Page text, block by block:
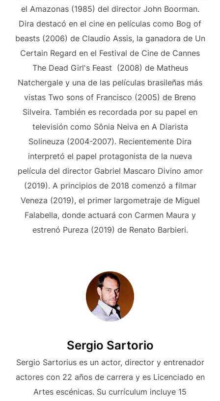
el Amazonas (1985) del director John Boorman.
Dira destacó en el cine en películas como Bog of
beasts (2006) de Claudio Assis, la ganadora de Un
Certain Regard en el Festival de Cine de Cannes
The Dead Girl's Feast (2008) de Matheus
Natchergale y una de las películas brasileñas más
vistas Two sons of Francisco (2005) de Breno
Silveira. También es recordada por su papel en
televisión como Sônia Neiva en A Diarista
Solineuza (2004-2007). Recientemente Dira
interpretó el papel protagonista de la nueva
película del director Gabriel Mascaro Divino amor
(2019). A principios de 2018 comenzó a filmar
Veneza (2019), el primer largometraje de Miguel
Falabella, donde actuará con Carmen Maura y
estrenó Pureza (2019) de Renato Barbieri.
Sergio Sartorio​
Sergio Sartorius es un actor, director y entrenador
actores con 22 años de carrera y es Licenciado en
Artes escénicas. Su currículum incluye 15